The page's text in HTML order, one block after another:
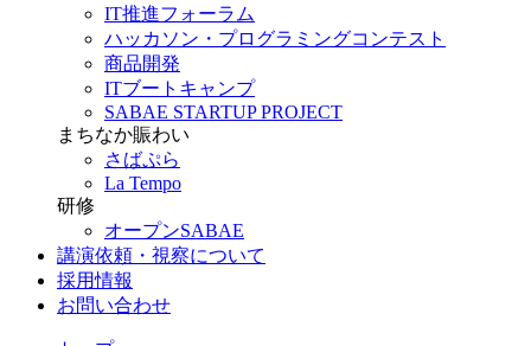
IT推進フォーラム
ハッカソン・プログラミングコンテスト
商品開発
ITブートキャンプ
SABAE STARTUP PROJECT
まちなか賑わい
さばぷら
La Tempo
研修
オープンSABAE
講演依頼・視察について
採用情報
お問い合わせ